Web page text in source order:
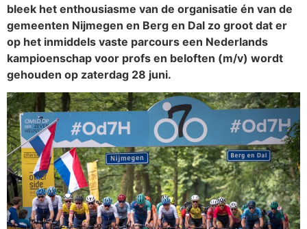
bleek het enthousiasme van de organisatie én van de
gemeenten Nijmegen en Berg en Dal zo groot dat er
op het inmiddels vaste parcours een Nederlands
kampioenschap voor profs en beloften (m/v) wordt
gehouden op zaterdag 28 juni.